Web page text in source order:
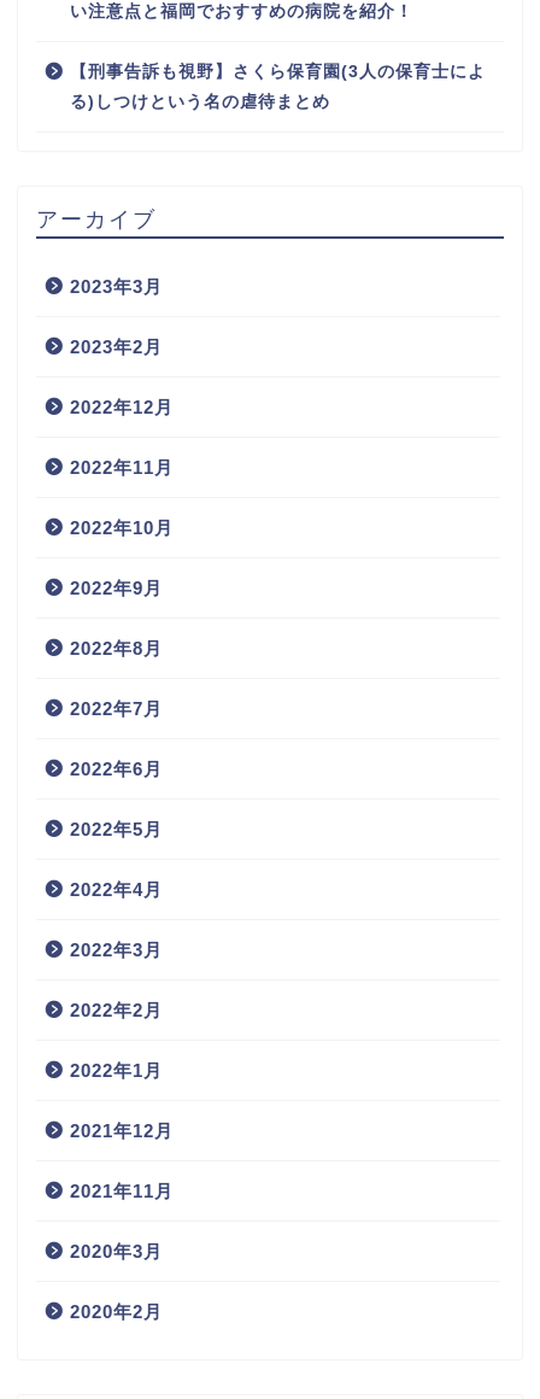
い注意点と福岡でおすすめの病院を紹介！
【刑事告訴も視野】さくら保育園(3人の保育士によ
る)しつけという名の虐待まとめ
アーカイブ
2023年3月
2023年2月
2022年12月
2022年11月
2022年10月
2022年9月
2022年8月
2022年7月
2022年6月
2022年5月
2022年4月
2022年3月
2022年2月
2022年1月
2021年12月
2021年11月
2020年3月
2020年2月